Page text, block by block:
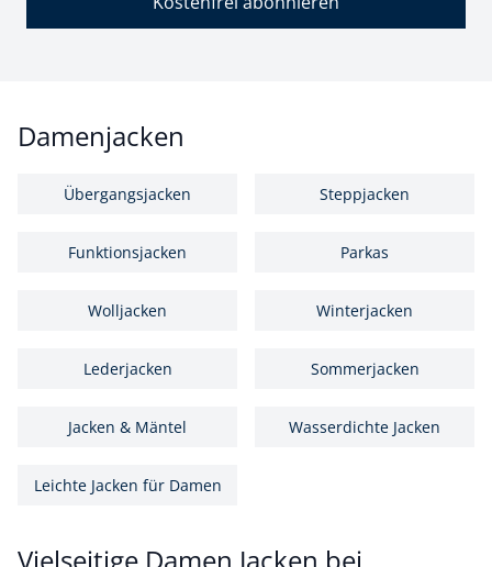
Damenjacken
Übergangsjacken Steppjacken
Funktionsjacken Parkas
Wolljacken Winterjacken
Lederjacken Sommerjacken
Jacken & Mäntel Wasserdichte Jacken
Leichte Jacken für Damen